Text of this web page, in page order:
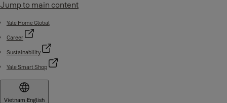
Jump to main content
Yale Home Global
Career
Sustainability
Yale Smart Shop
Vietnam·English